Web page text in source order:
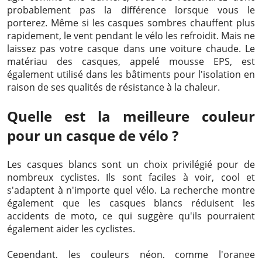
probablement pas la différence lorsque vous le
porterez. Même si les casques sombres chauffent plus
rapidement, le vent pendant le vélo les refroidit. Mais ne
laissez pas votre casque dans une voiture chaude. Le
matériau des casques, appelé mousse EPS, est
également utilisé dans les bâtiments pour l'isolation en
raison de ses qualités de résistance à la chaleur.
Quelle est la meilleure couleur
pour un casque de vélo ?
Les casques blancs sont un choix privilégié pour de
nombreux cyclistes. Ils sont faciles à voir, cool et
s'adaptent à n'importe quel vélo. La recherche montre
également que les casques blancs réduisent les
accidents de moto, ce qui suggère qu'ils pourraient
également aider les cyclistes.
Cependant, les couleurs néon, comme l'orange